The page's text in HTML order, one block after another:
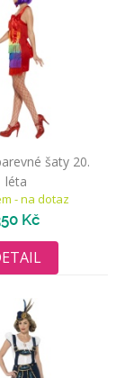
šaty 20.
léta
- na dotaz
Kč